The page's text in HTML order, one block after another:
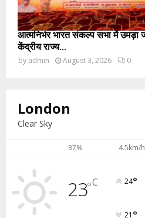
आत्मनिर्भर भारत संकल्प सभा में उमड़ा
केंद्रीय राज्य...
by admin August 3, 2026 0
London
Clear Sky
37% 4.5km/h
23°C 24°
21 °